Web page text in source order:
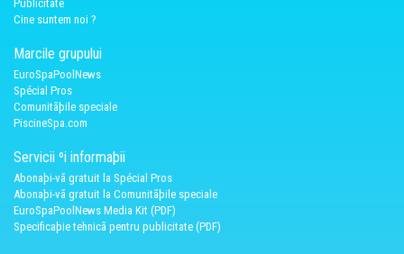
Publicitate
Cine suntem noi ?
Marcile grupului
EuroSpaPoolNews
Spécial Pros
Comunitãþile speciale
PiscineSpa.com
Servicii ºi informaþii
Abonaþi-vã gratuit la Spécial Pros
Abonaþi-vã gratuit la Comunitãþile speciale
EuroSpaPoolNews Media Kit (PDF)
Specificaþie tehnicã pentru publicitate (PDF)